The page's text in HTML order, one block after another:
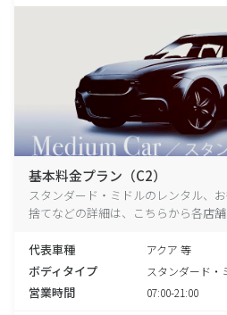
基本料金プラン（C2）
スタンダード・ミドルのレンタル、
捨てなどの詳細は、こちらから各店舗
代表車種 アクア 等
ボディタイプ スタンダード・
営業時間 07:00-21:00